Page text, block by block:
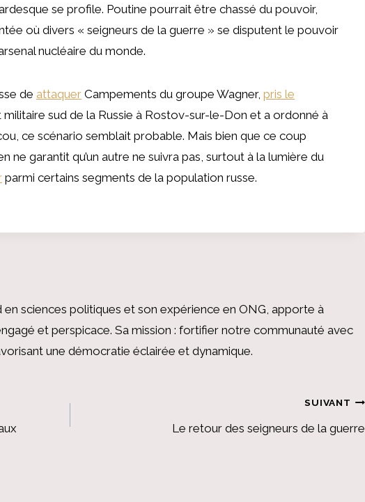
se profile. Poutine pourrait être chassé du pouvoir,
où divers « seigneurs de la guerre » se disputent le pouvoir
nucléaire du monde.
de attaquer Campements du groupe Wagner, pris le
sud de la Russie à Rostov-sur-le-Don et a ordonné à
ce scénario semblait probable. Mais bien que ce coup
ne garantit qu’un autre ne suivra pas, surtout à la lumière du
parmi certains segments de la population russe.
sciences politiques et son expérience en ONG, apporte à
et perspicace. Sa mission : fortifier notre communauté avec
une démocratie éclairée et dynamique.
SUIVANT
Le retour des seigneurs de la guerre